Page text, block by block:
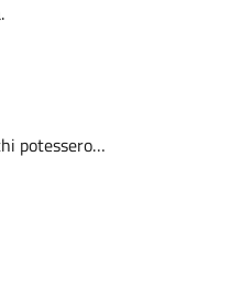
potessero…